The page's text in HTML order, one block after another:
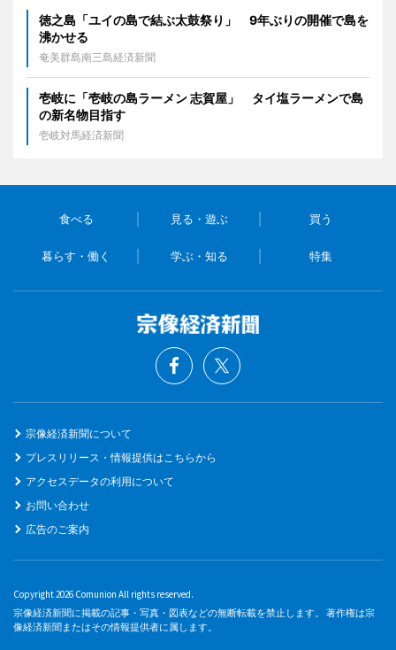
徳之島「ユイの島で結ぶ太鼓祭り」 9年ぶりの開催で島を
沸かせる
奄美群島南三島経済新聞
壱岐に「壱岐の島ラーメン 志賀屋」 タイ塩ラーメンで島
の新名物目指す
壱岐対馬経済新聞
食べる 見る・遊ぶ 買う
暮らす・働く 学ぶ・知る 特集
宗像経済新聞について
プレスリリース・情報提供はこちらから
アクセスデータの利用について
お問い合わせ
広告のご案内
Copyright 2026 Comunion All rights reserved.
宗像経済新聞に掲載の記事・写真・図表などの無断転載を禁止します。 著作権は宗
像経済新聞またはその情報提供者に属します。